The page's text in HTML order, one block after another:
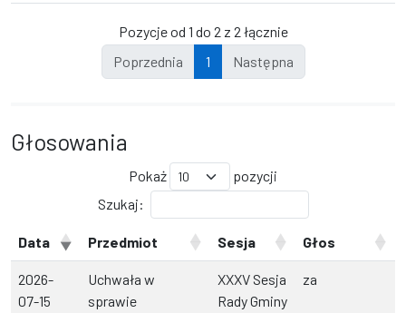
Pozycje od 1 do 2 z 2 łącznie
Poprzednia
1 Następna
Głosowania
Pokaż
pozycji
Szukaj:
Data Przedmiot Sesja Głos
2026-
07-15
Uchwała w
sprawie
XXXV Sesja
Rady Gminy
za